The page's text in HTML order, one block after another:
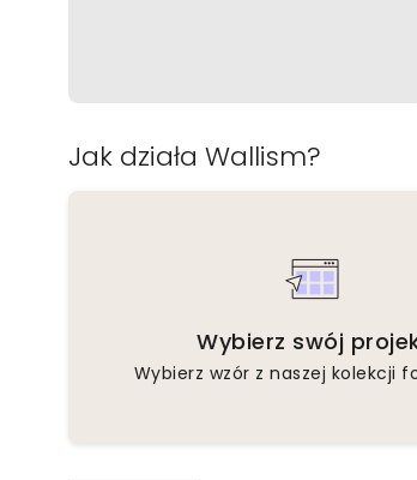
Jak działa Wallism?
Wybierz swój
Wybierz wzór z naszej kolekcji